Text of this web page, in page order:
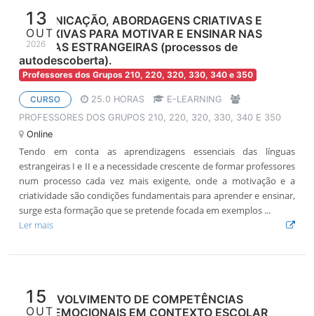
13
OUT
2026
COMUNICAÇÃO, ABORDAGENS CRIATIVAS E
REFLEXIVAS PARA MOTIVAR E ENSINAR NAS
LÍNGUAS ESTRANGEIRAS (processos de
autodescoberta).
Professores dos Grupos 210, 220, 320, 330, 340 e 350
CURSO 25.0 HORAS
E-LEARNING
PROFESSORES DOS GRUPOS 210, 220, 320, 330, 340 E 350
Online
Tendo em conta as aprendizagens essenciais das línguas
estrangeiras I e II e a necessidade crescente de formar professores
num processo cada vez mais exigente, onde a motivação e a
criatividade são condições fundamentais para aprender e ensinar,
surge esta formação que se pretende focada em exemplos ...
Ler mais
15
OUT
DESENVOLVIMENTO DE COMPETÊNCIAS
SOCIOEMOCIONAIS EM CONTEXTO ESCOLAR